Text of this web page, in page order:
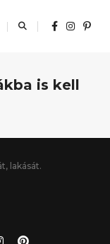
Navigation
is kell
lakását.